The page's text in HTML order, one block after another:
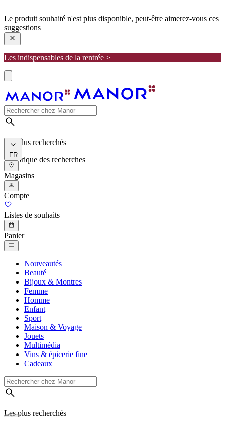
Le produit souhaité n'est plus disponible, peut-être aimerez-vous ces
suggestions
Les indispensables de la rentrée >
Les plus recherchés
Historique des recherches
FR
Magasins
Compte
Listes de souhaits
Panier
Nouveautés
Beauté
Bijoux & Montres
Femme
Homme
Enfant
Sport
Maison & Voyage
Jouets
Multimédia
Vins & épicerie fine
Cadeaux
Les plus recherchés